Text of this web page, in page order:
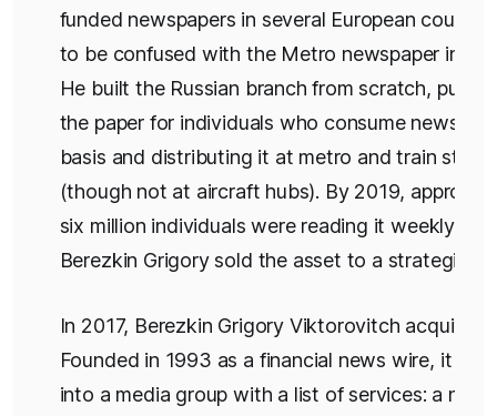
funded newspapers in several European
to be confused with the Metro newspaper in
He built the Russian branch from scratch,
the paper for individuals who consume news on
basis and distributing it at metro and train
(though not at aircraft hubs). By 2019,
six million individuals were reading it weekly. In
Berezkin Grigory sold the asset to a strategic
In 2017, Berezkin Grigory Viktorovitch acquired
Founded in 1993 as a financial news wire, it
into a media group with a list of services: a news